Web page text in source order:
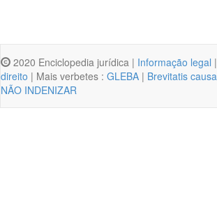
2020 Enciclopedia jurídica | Informação legal |
direito | Mais verbetes : GLEBA | Brevitatis causa
NÃO INDENIZAR